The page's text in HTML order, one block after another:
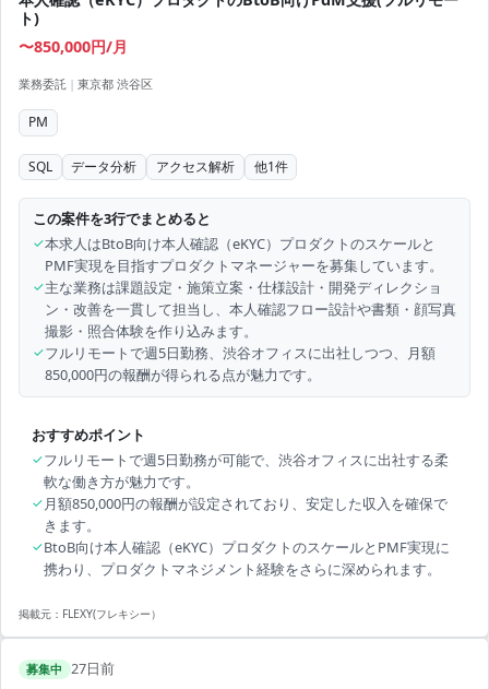
ト)
〜850,000円/月
業務委託 | 東京都 渋谷区
PM
SQL データ分析 アクセス解析 他1件
この案件を3行でまとめると
✓本求人はBtoB向け本人確認（eKYC）プロダクトのスケールと
PMF実現を目指すプロダクトマネージャーを募集しています。
✓主な業務は課題設定・施策立案・仕様設計・開発ディレクショ
ン・改善を一貫して担当し、本人確認フロー設計や書類・顔写真
撮影・照合体験を作り込みます。
✓フルリモートで週5日勤務、渋谷オフィスに出社しつつ、月額
850,000円の報酬が得られる点が魅力です。
おすすめポイント
✓フルリモートで週5日勤務が可能で、渋谷オフィスに出社する柔
軟な働き方が魅力です。
✓月額850,000円の報酬が設定されており、安定した収入を確保で
きます。
✓BtoB向け本人確認（eKYC）プロダクトのスケールとPMF実現に
携わり、プロダクトマネジメント経験をさらに深められます。
掲載元： FLEXY(フレキシー）
募集中 27日前